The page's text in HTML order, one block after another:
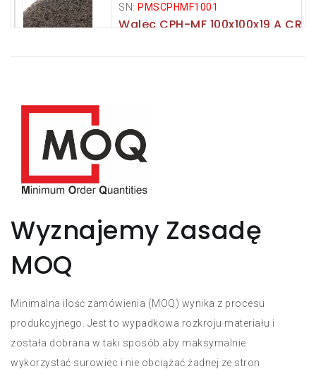
SN: PMSCPHMF1001
Walec CPH-MF 100x100x19 A CRS
Wyznajemy Zasadę
MOQ
Minimalna ilość zamówienia (MOQ) wynika z procesu
produkcyjnego. Jest to wypadkowa rozkroju materiału i
została dobrana w taki sposób aby maksymalnie
wykorzystać surowiec i nie obciążać żadnej ze stron